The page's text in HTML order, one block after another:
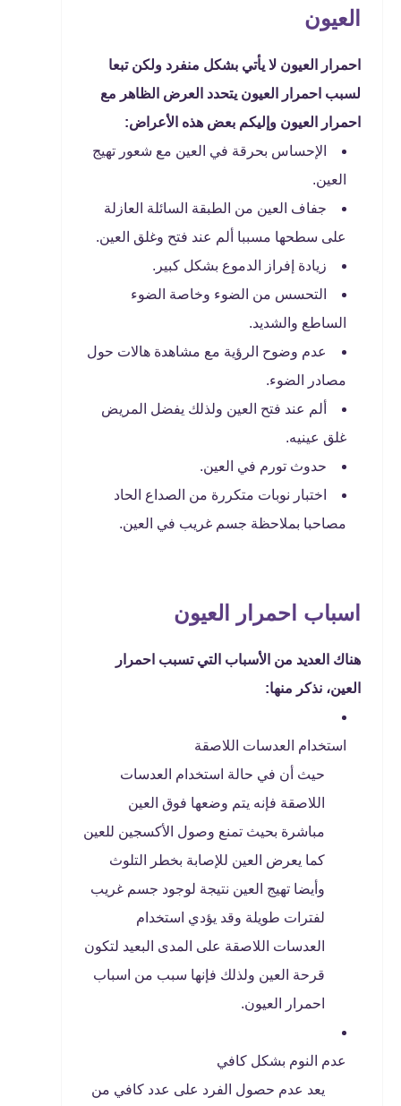
العيون
احمرار العيون لا يأتي بشكل منفرد ولكن تبعا
لسبب احمرار العيون يتحدد العرض الظاهر مع
احمرار العيون وإليكم بعض هذه الأعراض:
الإحساس بحرقة في العين مع شعور تهيج
العين.
جفاف العين من الطبقة السائلة العازلة
على سطحها مسببا ألم عند فتح وغلق العين.
زيادة إفراز الدموع بشكل كبير.
التحسس من الضوء وخاصة الضوء
الساطع والشديد.
عدم وضوح الرؤية مع مشاهدة هالات حول
مصادر الضوء.
ألم عند فتح العين ولذلك يفضل المريض
غلق عينيه.
حدوث تورم في العين.
اختبار نوبات متكررة من الصداع الحاد
مصاحبا بملاحظة جسم غريب في العين.
اسباب احمرار العيون
هناك العديد من الأسباب التي تسبب احمرار
العين، نذكر منها:
استخدام العدسات اللاصقة
حيث أن في حالة استخدام العدسات
اللاصقة فإنه يتم وضعها فوق العين
مباشرة بحيث تمنع وصول الأكسجين للعين
كما يعرض العين للإصابة بخطر التلوث
وأيضا تهيج العين نتيجة لوجود جسم غريب
لفترات طويلة وقد يؤدي استخدام
العدسات اللاصقة على المدى البعيد لتكون
قرحة العين ولذلك فإنها سبب من اسباب
احمرار العيون.
عدم النوم بشكل كافي
يعد عدم حصول الفرد على عدد كافي من